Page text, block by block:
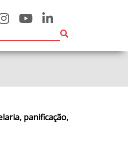
panificação,